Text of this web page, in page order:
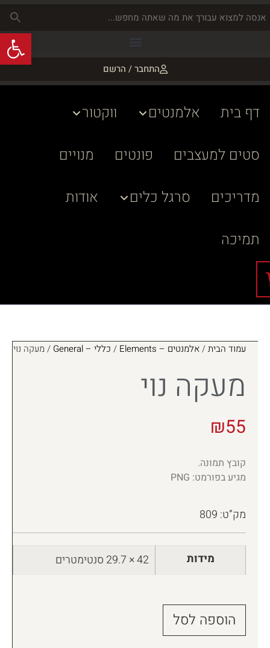
התחבר / הרשם
דף בית אלמנטים
ווקטור
סטים למעצבים
פונטים
מנויים
מדריכים
סרגל כלים
אודות
תמיכה
עמוד הבית/אלמנטים – Elements / כללי – General / מעקה נוי
מעקה נוי
₪55
קובץ תמונה.
מגיע בפורמט: PNG
מק”ט: 809
מידות 42 × 29.7 סנטימטרים
הוספה לסל